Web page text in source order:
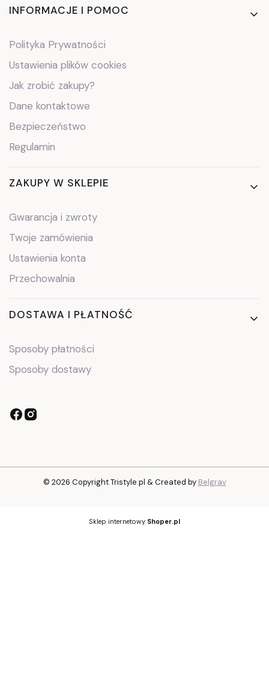
Linki w stopce
INFORMACJE I POMOC
Polityka Prywatności
Ustawienia plików cookies
Jak zrobić zakupy?
Dane kontaktowe
Bezpieczeństwo
Regulamin
ZAKUPY W SKLEPIE
Gwarancja i zwroty
Twoje zamówienia
Ustawienia konta
Przechowalnia
DOSTAWA I PŁATNOŚĆ
Sposoby płatności
Sposoby dostawy
© 2026 Copyright Tristyle.pl & Created by Belgrav
Sklep internetowy Shoper.pl